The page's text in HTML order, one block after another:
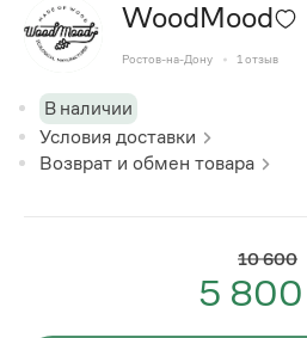
WoodMood
Ростов-на-Дону 1 отзыв
В наличии
Условия доставки
Возврат и обмен товара
10 600
5